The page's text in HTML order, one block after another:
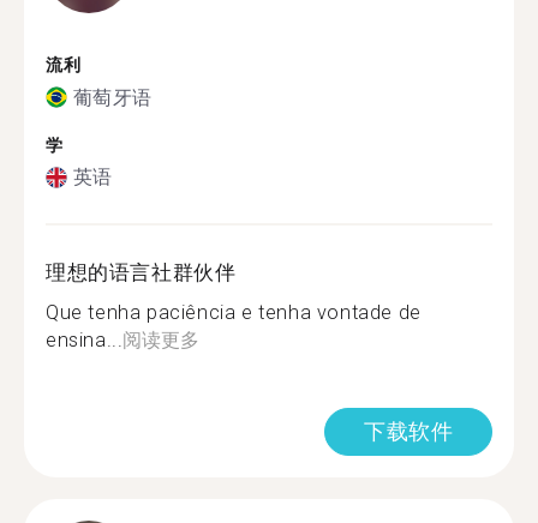
流利
葡萄牙语
学
英语
理想的语言社群伙伴
Que tenha paciência e tenha vontade de
ensina...阅读更多
下载软件